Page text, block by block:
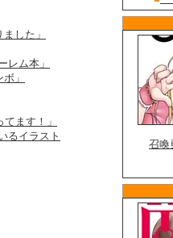
した」
レム本」
」
ます！」
るイラスト